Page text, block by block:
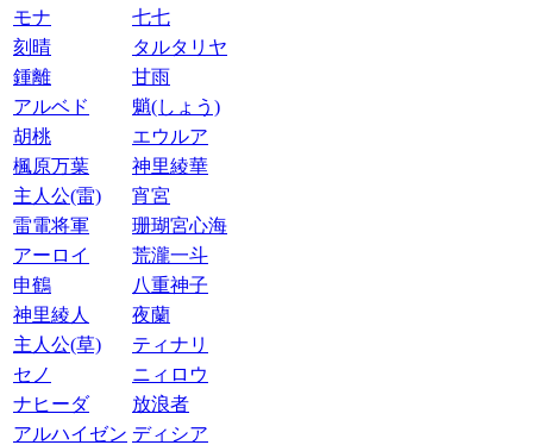
モナ
七七
刻晴
タルタリヤ
鍾離
甘雨
アルベド
魈(しょう)
胡桃
エウルア
楓原万葉
神里綾華
主人公(雷)
宵宮
雷電将軍
珊瑚宮心海
アーロイ
荒瀧一斗
申鶴
八重神子
神里綾人
夜蘭
主人公(草)
ティナリ
セノ
ニィロウ
ナヒーダ
放浪者
アルハイゼン ディシア